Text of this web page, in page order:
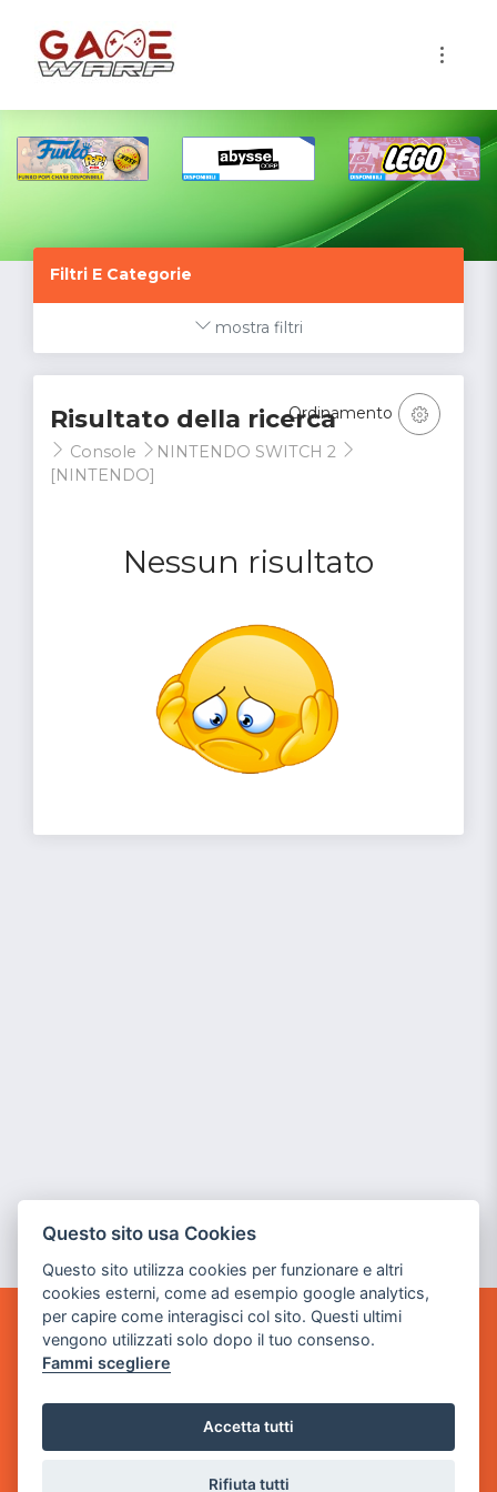
Filtri E Categorie
mostra filtri
Risultato della ricerca
Console
NINTENDO SWITCH 2
[NINTENDO]
Nessun risultato
Ordinamento
GAME WARP
BY POWER GAME SRL
Sede Legale
via Villaggio dei Platani, 3
- 25014 Castenedolo, Brescia
Questo sito usa Cookies
Questo sito utilizza cookies per funzionare e altri
cookies esterni, come ad esempio google analytics,
per capire come interagisci col sito. Questi ultimi
vengono utilizzati solo dopo il tuo consenso.
Fammi scegliere
Accetta tutti
Rifiuta tutti